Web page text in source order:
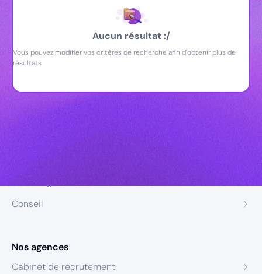
Aucun résultat :/
Vous pouvez modifier vos critères de recherche afin d'obtenir plus de
résultats
Conseil
Nos agences
Cabinet de recrutement